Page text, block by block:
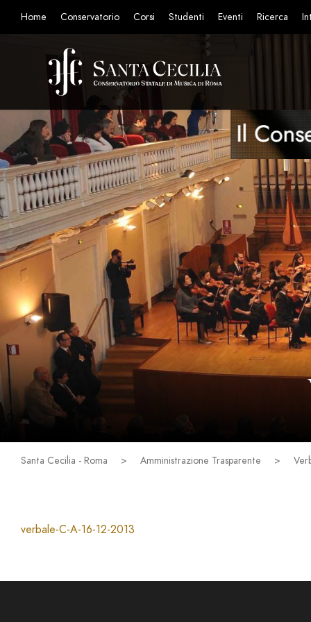
Home Conservatorio Corsi Studenti Eventi Ricerca
Santa Cecilia - Roma > Amministrazione Trasparente >
verbale-C-A-16-12-2013